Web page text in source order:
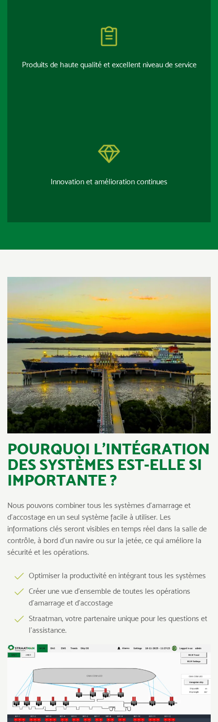
Produits de haute qualité et excellent niveau de service
Innovation et amélioration continues
POURQUOI L’INTÉGRATION
DES SYSTÈMES EST-ELLE SI
IMPORTANTE ?
Nous pouvons combiner tous les systèmes d’amarrage et
d’accostage en un seul système facile à utiliser. Les
informations clés seront visibles en temps réel dans la salle de
contrôle, à bord d’un navire ou sur la jetée, ce qui améliore la
sécurité et les opérations.
Optimiser la productivité en intégrant tous les systèmes
Créer une vue d’ensemble de toutes les opérations
d’amarrage et d’accostage
Straatman, votre partenaire unique pour les questions et
l’assistance.